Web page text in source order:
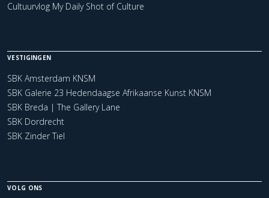
Cultuurvlog My Daily Shot of Culture
VESTIGINGEN
SBK Amsterdam KNSM
SBK Galerie 23 Hedendaagse Afrikaanse Kunst KNSM
SBK Breda | The Gallery Lane
SBK Dordrecht
SBK Zinder Tiel
VOLG ONS